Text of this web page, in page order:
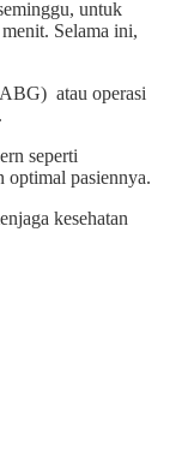
untuk
Selama ini,
atau operasi
seperti
optimal pasiennya.
kesehatan